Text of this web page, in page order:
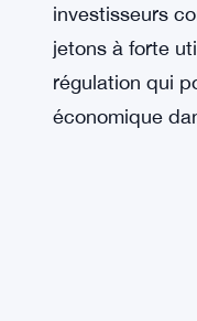
investisseurs
jetons à forte
régulation qui
économique